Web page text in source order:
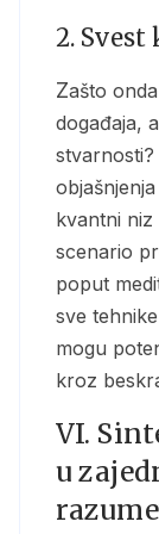
2.
Zašto onda doživljavamo samo jednu liniju
događaja,
kvantni niz
scenario
poput
sve
mogu
kroz
VI.
u